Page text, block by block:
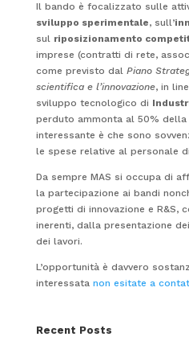
Il bando è focalizzato sulle
sviluppo sperimentale, sull’
sul riposizionamento
imprese (contratti di rete,
come previsto dalPiano
scientifica e l’innovazione, in
sviluppo tecnologico di
perduto ammonta al 50% della
interessante è che sono
le spese relative al personale
Da sempre MAS si occupa di
la partecipazione ai bandi
progetti di innovazione e R&S,
inerenti, dalla presentazione
dei lavori.
L’opportunità è davvero
interessata non esitate a
Recent Posts